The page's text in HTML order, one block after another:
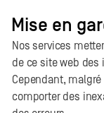
Mise en
Nos services
de ce site web
Cependant,
comporter des